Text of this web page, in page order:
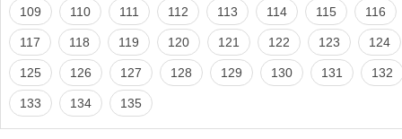
109 110 111 112 113 114 115 116
117 118 119 120 121 122 123 124
125 126 127 128 129 130 131 132
133 134 135